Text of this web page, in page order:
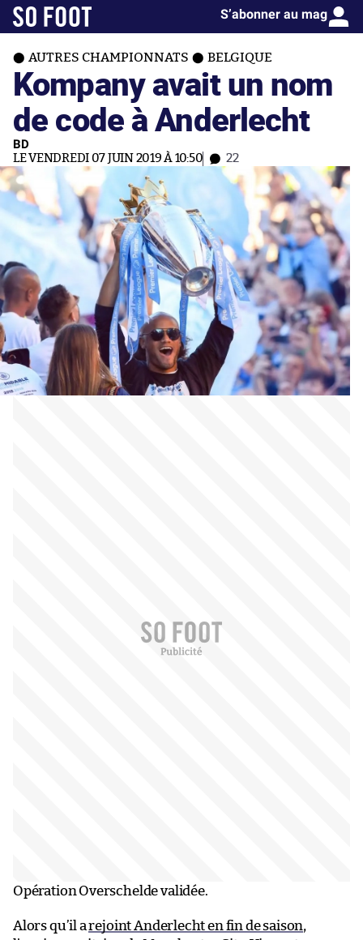
S’abonner au mag
AUTRES CHAMPIONNATS BELGIQUE
Kompany avait un nom
de code à Anderlecht
BD
LE VENDREDI 07 JUIN 2019 À 10:50 22
Opération Overschelde validée.
Alors qu’il arejoint Anderlecht en fin de saison,